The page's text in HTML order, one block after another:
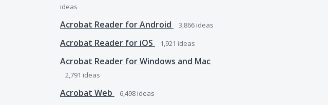
ideas
Acrobat Reader for Android 3,866 ideas
Acrobat Reader for iOS 1,921 ideas
Acrobat Reader for Windows and Mac
2,791 ideas
Acrobat Web 6,498 ideas